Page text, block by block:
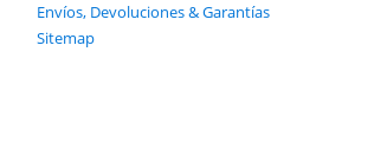
Envíos, Devoluciones & Garantías
Sitemap